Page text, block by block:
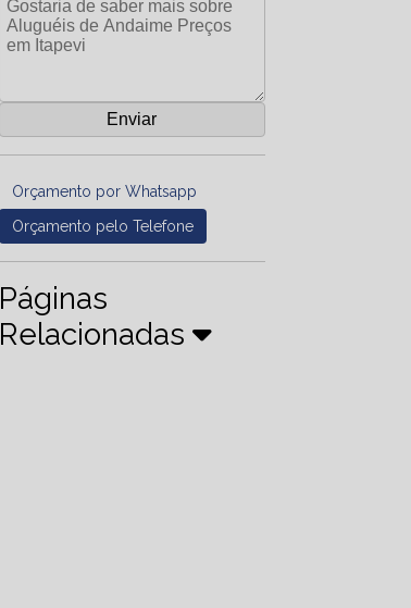
Orçamento por Whatsapp
Orçamento pelo Telefone
Páginas
Relacionadas